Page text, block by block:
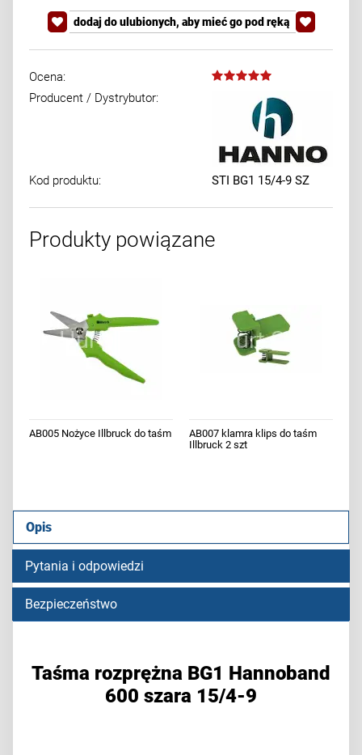
dodaj do ulubionych, aby mieć go pod ręką
Ocena:
Producent / Dystrybutor:
Kod produktu: STI BG1 15/4-9 SZ
Produkty powiązane
AB005 Nożyce Illbruck do taśm
AB007 klamra klips do taśm
Illbruck 2 szt
Opis
Pytania i odpowiedzi
Bezpieczeństwo
Taśma rozprężna BG1 Hannoband
600 szara 15/4-9